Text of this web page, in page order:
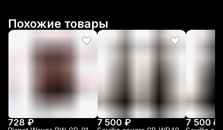
Похожие товары
728 ₽ 7 500 ₽ 7 500 ₽